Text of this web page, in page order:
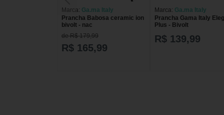
Marca: Ga.ma Italy
Prancha Babosa ceramic ion
bivolt - nac
de R$ 179,99
R$ 165,99
Marca: Ga.ma Italy
Prancha Gama Italy
Plus - Bivolt
R$ 139,99